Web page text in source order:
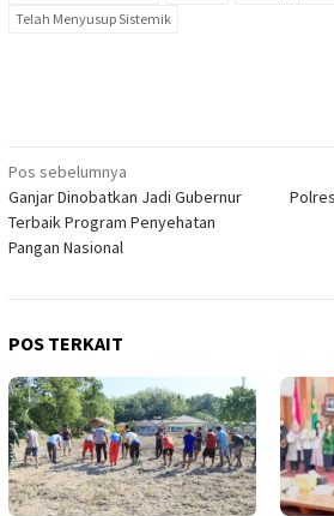
Telah Menyusup Sistemik
Navigasi
pos
Pos sebelumnya
Ganjar Dinobatkan Jadi Gubernur
Terbaik Program Penyehatan
Pangan Nasional
POS TERKAIT